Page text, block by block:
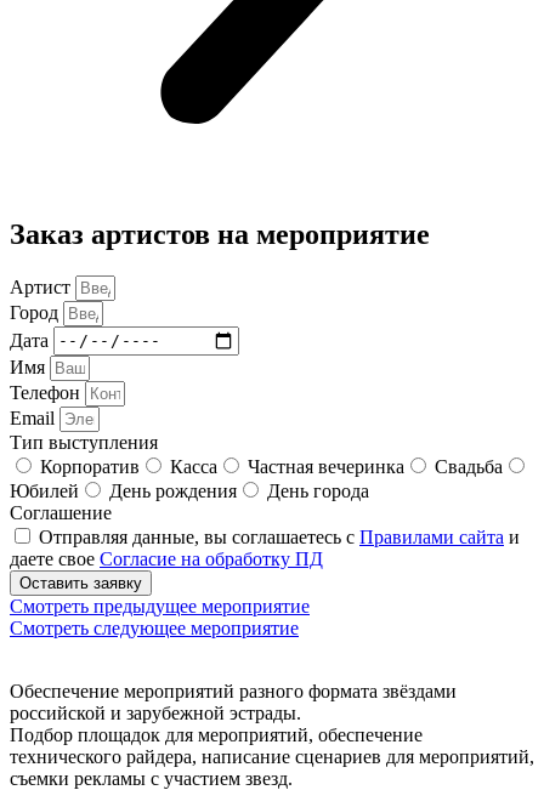
Заказ артистов на мероприятие
Артист
Город
Дата
Имя
Телефон
Email
Тип выступления
Корпоратив
Касса Частная вечеринка
Свадьба
Юбилей
День рождения
День города
Соглашение
Отправляя данные, вы соглашаетесь с Правилами сайта и
даете свое Согласие на обработку ПД
Оставить заявку
Смотреть предыдущее мероприятие
Смотреть следующее мероприятие
Обеспечение мероприятий разного формата звёздами
российской и зарубежной эстрады.
Подбор площадок для мероприятий, обеспечение
технического райдера, написание сценариев для мероприятий,
съемки рекламы с участием звезд.